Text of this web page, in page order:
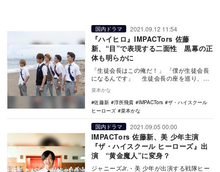
国内ドラマ 2021.09.12 11:54
『ハイヒロ』IMPACTors 佐藤
新、“目”で表現する二面性 黒幕の正
体も明らかに
「生徒会長はこの俺だ！」 「僕が生徒会長
になるんです」 生徒会長の座を巡り、飛
勃発し…
菜本かな
佐藤新
浮所飛貴 IMPACTors
ザ・ハイスクール
ヒーローズ
菜本かな
国内ドラマ 2021.09.05 00:00
IMPACTors 佐藤新、美 少年主演
『ザ・ハイスクール ヒーローズ』出
演 “黄金魔人”に変身？
ジャニーズJr.・美 少年が出演する戦隊ヒー